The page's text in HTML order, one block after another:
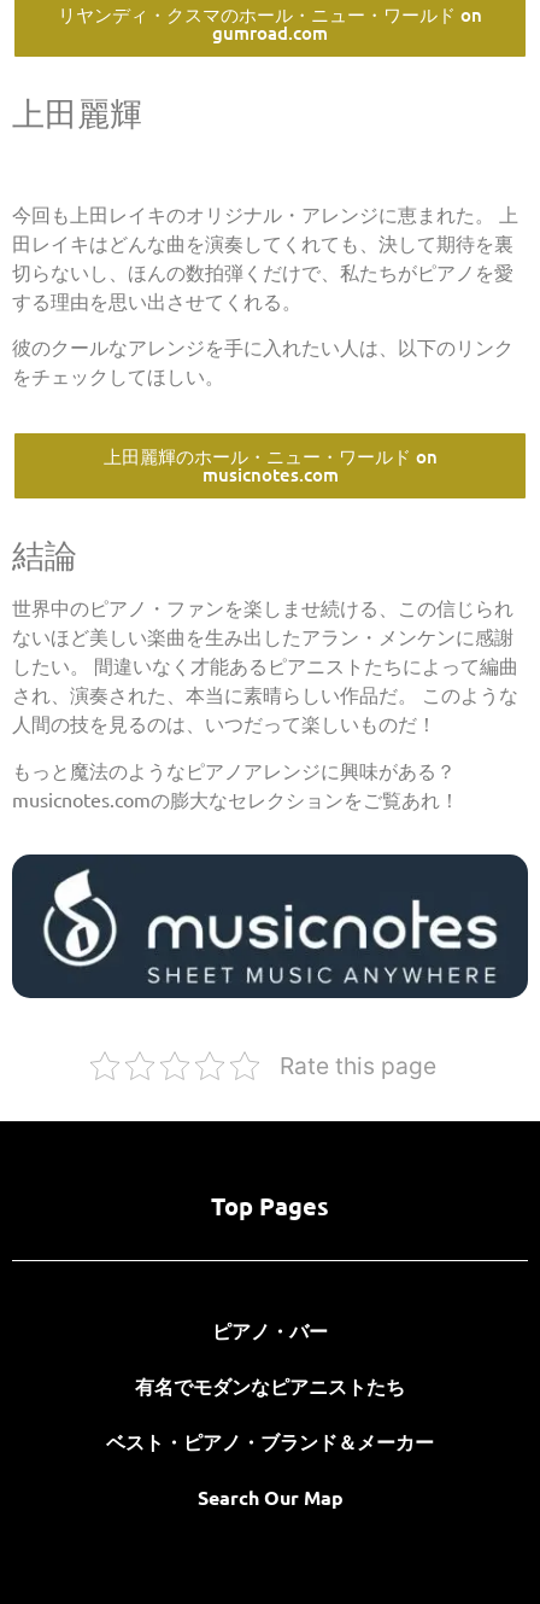
リヤンディ・クスマのホール・ニュー・ワールド on
gumroad.com
上田麗輝
今回も上田レイキのオリジナル・アレンジに恵まれた。 上
田レイキはどんな曲を演奏してくれても、決して期待を裏
切らないし、ほんの数拍弾くだけで、私たちがピアノを愛
する理由を思い出させてくれる。
彼のクールなアレンジを手に入れたい人は、以下のリンク
をチェックしてほしい。
上田麗輝のホール・ニュー・ワールド on
musicnotes.com
結論
世界中のピアノ・ファンを楽しませ続ける、この信じられ
ないほど美しい楽曲を生み出したアラン・メンケンに感謝
したい。 間違いなく才能あるピアニストたちによって編曲
され、演奏された、本当に素晴らしい作品だ。 このような
人間の技を見るのは、いつだって楽しいものだ！
もっと魔法のようなピアノアレンジに興味がある？
musicnotes.comの膨大なセレクションをご覧あれ！
Rate this page
Top Pages
ピアノ・バー
有名でモダンなピアニストたち
ベスト・ピアノ・ブランド＆メーカー
Search Our Map